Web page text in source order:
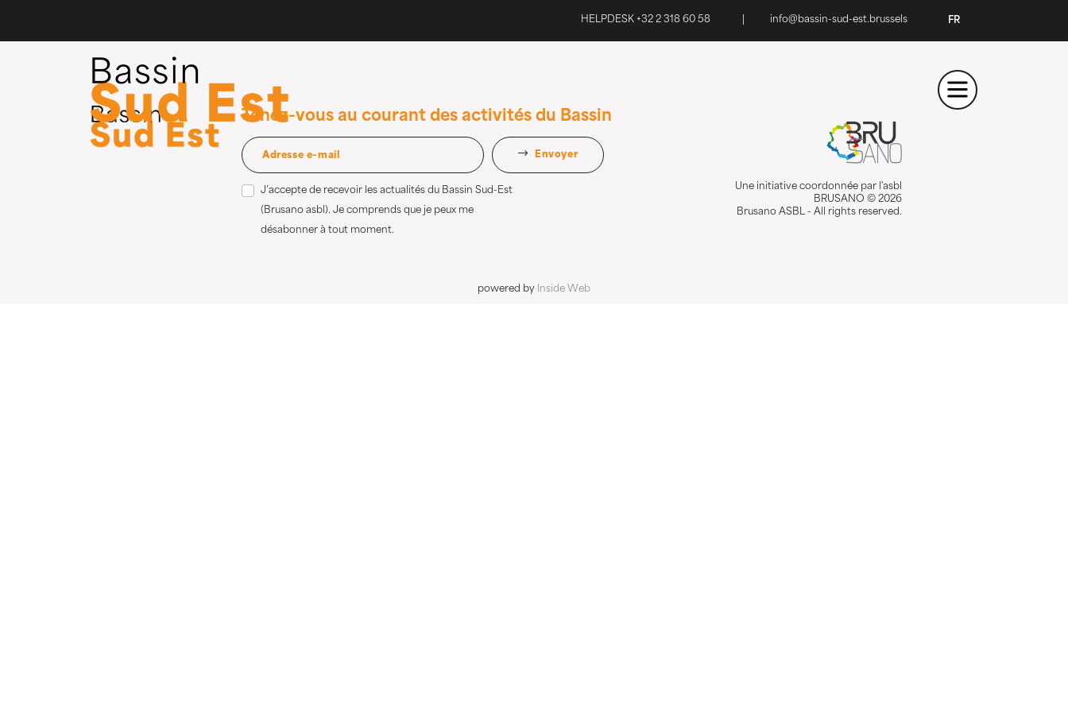
HELPDESK +32 2 318 60 58 info@bassin-sud-est.brussels FR
Tenez-vous au courant des activités du Bassin
Envoyer
J’accepte de recevoir les actualités du Bassin Sud-Est
(Brusano asbl). Je comprends que je peux me
désabonner à tout moment.
Une initiative coordonnée par l'asbl
BRUSANO © 2026
Brusano ASBL - All rights reserved.
powered by Inside Web